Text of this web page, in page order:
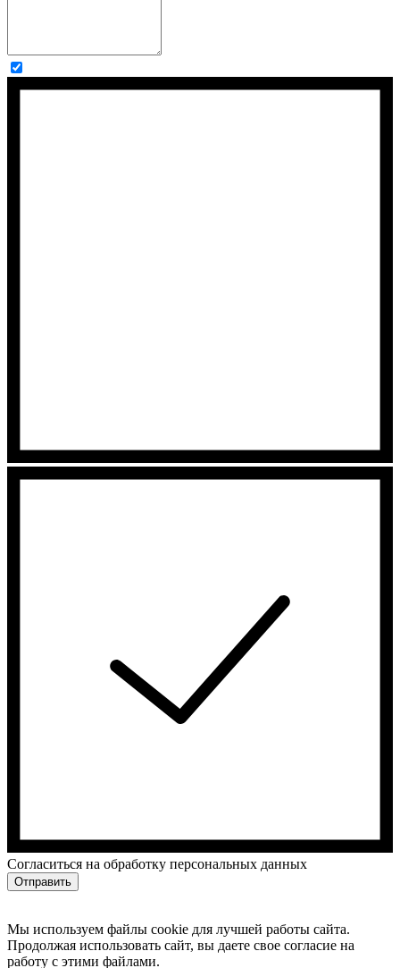
Cогласиться на обработку персональных данных
Отправить
Мы используем файлы cookie для лучшей работы сайта.
Продолжая использовать сайт, вы даете свое согласие на
работу с этими файлами.